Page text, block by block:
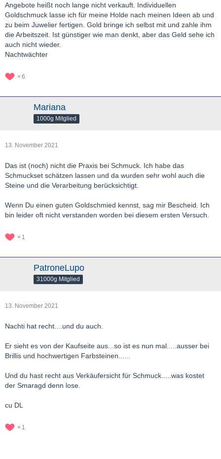
Viele Grüße
Mariana
Angebote heißt noch lange nicht verkauft. Individuellen
Goldschmuck lasse ich für meine Holde nach meinen Ideen ab und
zu beim Juwelier fertigen. Gold bringe ich selbst mit und zahle ihm
die Arbeitszeit. Ist günstiger wie man denkt, aber das Geld sehe ich
auch nicht wieder.
Nachtwächter
6
Mariana
1000g Mitglied
13. November 2021
Das ist (noch) nicht die Praxis bei Schmuck. Ich habe das
Schmuckset schätzen lassen und da wurden sehr wohl auch die
Steine und die Verarbeitung berücksichtigt.
Wenn Du einen guten Goldschmied kennst, sag mir Bescheid. Ich
bin leider oft nicht verstanden worden bei diesem ersten Versuch.
1
PatroneLupo
31000g Mitglied
13. November 2021
Nachti hat recht....und du auch.
Er sieht es von der Kaufseite aus...so ist es nun mal.....ausser bei
Brillis und hochwertigen Farbsteinen......
Und du hast recht aus Verkäufersicht für Schmuck.....was kostet
der Smaragd denn lose.
cu DL
1